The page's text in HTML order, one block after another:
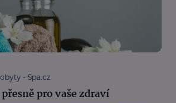
- Spa.cz
pro vaše zdraví